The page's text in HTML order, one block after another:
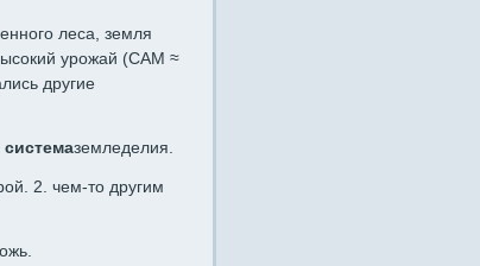
леса, земля
урожай (САМ ≈
другие
системаземледелия.
2. чем-то другим